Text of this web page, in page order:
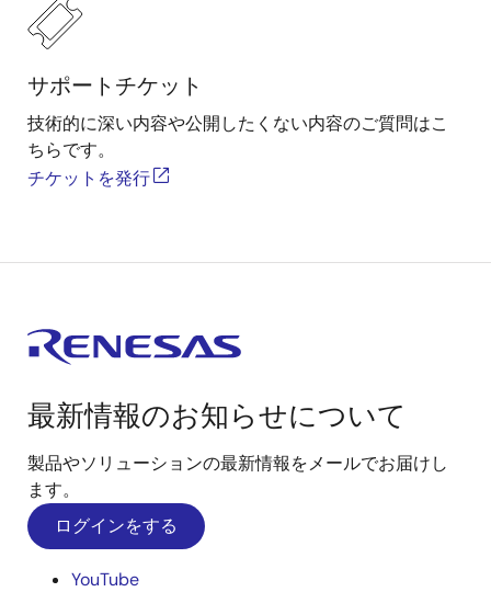
サポートチケット
技術的に深い内容や公開したくない内容のご質問はこ
ちらです。
チケットを発行
最新情報のお知らせについて
製品やソリューションの最新情報をメールでお届けし
ます。
ログインをする
YouTube